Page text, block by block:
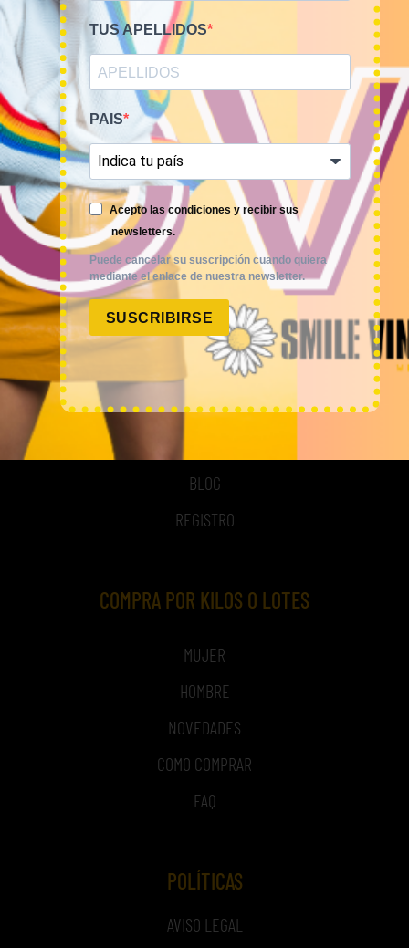
Smile Vintage es una empresa mayorista con una amplia
trayectoria internacional que cuenta con un equipo
experimentado y especializado en el sector de la moda.
MI CUENTA
ACCESO A MI CUENTA
NOSOTROS
BLOG
REGISTRO
COMPRA POR KILOS O LOTES
MUJER
HOMBRE
NOVEDADES
COMO COMPRAR
FAQ
POLÍTICAS
AVISO LEGAL
TUS APELLIDOS
PAIS
Acepto las condiciones y recibir sus
newsletters.
Puede cancelar su suscripción cuando quiera
mediante el enlace de nuestra newsletter.
SUSCRIBIRSE